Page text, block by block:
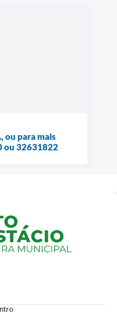
ou para mais
ou 32631822